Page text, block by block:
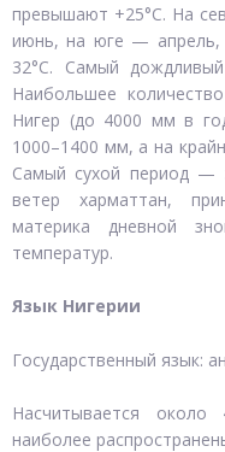
превышают +25°C. На
июнь, на юге — апрель,
32°C. Самый
Наибольшее
Нигер (до 4000 мм в
1000–1400 мм, а на
Самый сухой период —
ветер харматтан,
материка дневной
температур.
Язык Нигерии
Государственный язык:
Насчитывается
наиболее